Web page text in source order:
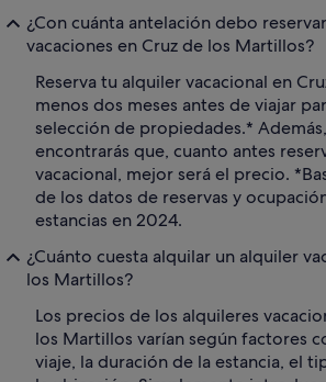
¿Con cuánta antelación debo
vacaciones en Cruz de los Martillos?
Reserva tu alquiler vacacional en
menos dos meses antes de viajar
selección de propiedades.*
encontrarás que, cuanto antes
vacacional, mejor será el precio.
de los datos de reservas y
estancias en 2024.
¿Cuánto cuesta alquilar un alquiler
los Martillos?
Los precios de los alquileres
los Martillos varían según factores
viaje, la duración de la estancia, el